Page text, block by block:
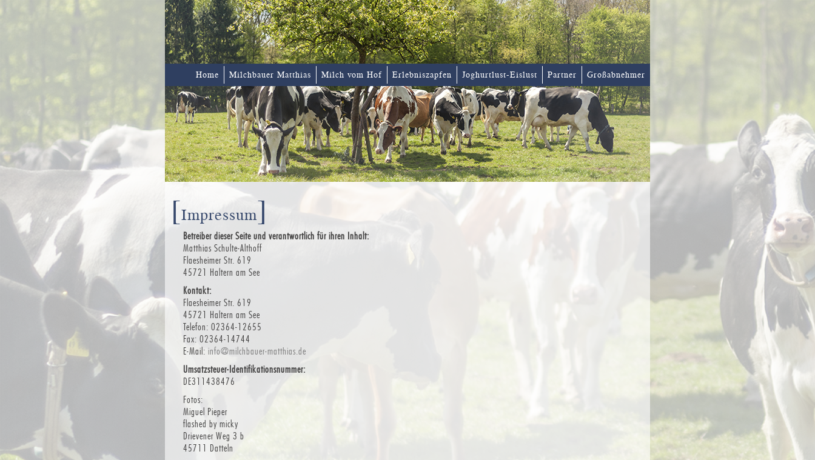
Home Milchbauer Matthias Milch vom Hof Erlebniszapfen Joghurtlust-Eislust Partner Großabnehmer
[Impressum]
Betreiber dieser Seite und verantwortlich für ihren Inhalt:
Matthias Schulte-Althoff
Flaesheimer Str. 619
45721 Haltern am See
Kontakt:
Flaesheimer Str. 619
45721 Haltern am See
Telefon: 02364-12655
Fax: 02364-14744
E-Mail: info@milchbauer-matthias.de
Umsatzsteuer-Identifikationsnummer:
DE311438476
Fotos:
Miguel Pieper
flashed by micky
Drievener Weg 3 b
45711 Datteln